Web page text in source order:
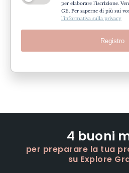
per elaborare l'iscrizione.
GE. Per saperne di più sui
l'informativa sulla privacy
Registro
4 buoni
per preparare la tua
su Explore